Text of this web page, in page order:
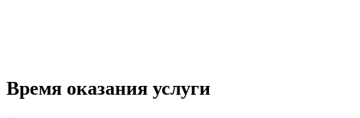
Время оказания услуги